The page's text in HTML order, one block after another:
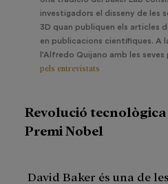
investigadors el disseny de les
3D quan publiquen els articles
en publicacions científiques. A
l'Alfredo Quijano amb les seves
pels entrevistats
Revolució
Premi Nobel
David Baker és una de